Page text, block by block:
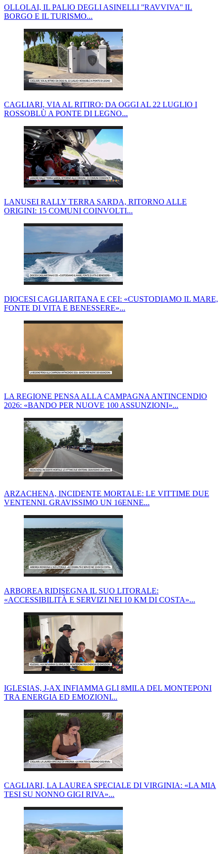
OLLOLAI, IL PALIO DEGLI ASINELLI ''RAVVIVA'' IL
BORGO E IL TURISMO...
CAGLIARI, VIA AL RITIRO: DA OGGI AL 22 LUGLIO I
ROSSOBLÙ A PONTE DI LEGNO...
LANUSEI RALLY TERRA SARDA, RITORNO ALLE
ORIGINI: 15 COMUNI COINVOLTI...
DIOCESI CAGLIARITANA E CEI: «CUSTODIAMO IL MARE,
FONTE DI VITA E BENESSERE»...
LA REGIONE PENSA ALLA CAMPAGNA ANTINCENDIO
2026: «BANDO PER NUOVE 100 ASSUNZIONI»...
ARZACHENA, INCIDENTE MORTALE: LE VITTIME DUE
VENTENNI. GRAVISSIMO UN 16ENNE...
ARBOREA RIDISEGNA IL SUO LITORALE:
«ACCESSIBILITÀ E SERVIZI NEI 10 KM DI COSTA»...
IGLESIAS, J-AX INFIAMMA GLI 8MILA DEL MONTEPONI
TRA ENERGIA ED EMOZIONI...
CAGLIARI, LA LAUREA SPECIALE DI VIRGINIA: «LA MIA
TESI SU NONNO GIGI RIVA»...